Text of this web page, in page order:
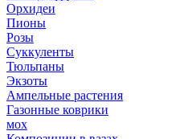
Орхидеи
Пионы
Розы
Суккуленты
Тюльпаны
Экзоты
Ампельные растения
Газонные коврики
мох